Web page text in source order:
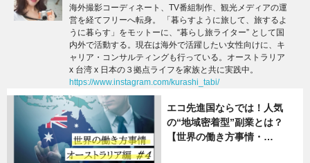
企業インタビュー 専門家インタビュー
副業 ニュース
グルメ スキル
海外撮影コーディネート、TV番組制作、観光メディアの運
営を経てフリーへ転身。 「暮らすように旅して、旅するよ
うに暮らす」をモットーに、“暮らし旅ライター” として国
内外で活動する。現在は海外で活躍したい女性向けに、キ
ャリア・コンサルティングも行っている。オーストラリア
x 台湾 x 日本の３拠点ライフを家族と共に実践中。
https://www.instagram.com/kurashi_tabi/
エコ先進国ならでは！人気
の“地域密着型”副業とは？
【世界の働き方事情・…